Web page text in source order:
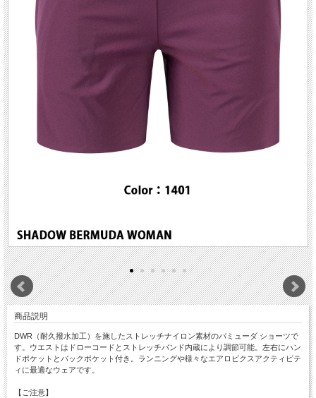
商品説明
DWR（耐久撥水加工）を施したストレッチナイロン素材のバミューダ ショーツで
す。ウエストはドローコードとストレッチバンド内蔵により調節可能。左右にハン
ドポケットとバックポケット付き。ランニングや様々なエアロビクスアクティビテ
ィに最適なウェアです。
【ご注意】